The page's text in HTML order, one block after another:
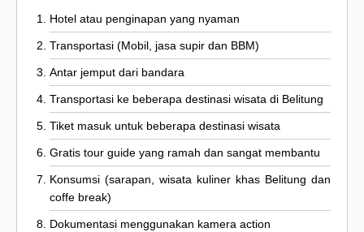
Hotel atau penginapan yang nyaman
Transportasi (Mobil, jasa supir dan BBM)
Antar jemput dari bandara
Transportasi ke beberapa destinasi wisata di Belitung
Tiket masuk untuk beberapa destinasi wisata
Gratis tour guide yang ramah dan sangat membantu
Konsumsi (sarapan, wisata kuliner khas Belitung dan
coffe break)
Dokumentasi menggunakan kamera action